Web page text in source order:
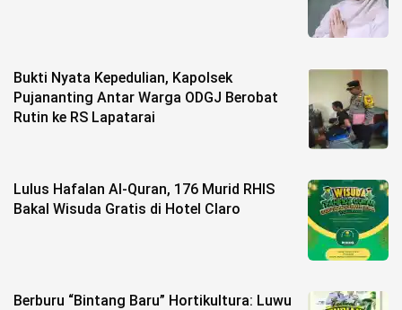
Bukti Nyata Kepedulian, Kapolsek
Pujananting Antar Warga ODGJ Berobat
Rutin ke RS Lapatarai
Lulus Hafalan Al-Quran, 176 Murid RHIS
Bakal Wisuda Gratis di Hotel Claro
Berburu “Bintang Baru” Hortikultura: Luwu